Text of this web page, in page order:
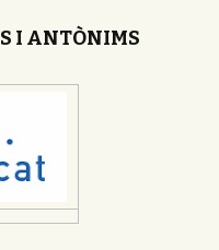
I ANTÒNIMS